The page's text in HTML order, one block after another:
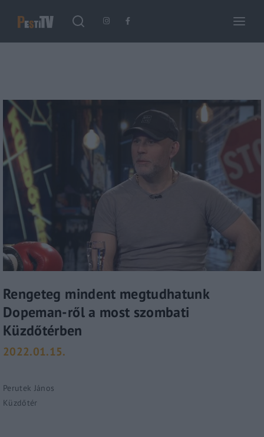
Rengeteg mindent megtudhatunk
Dopeman-ről a most szombati
Küzdőtérben
2022.01.15.
Perutek János
Küzdőtér
Login Register
Remember Me
Lost Your Password?
By signing in, you agree to
our terms and conditions
and our
privacy policy.